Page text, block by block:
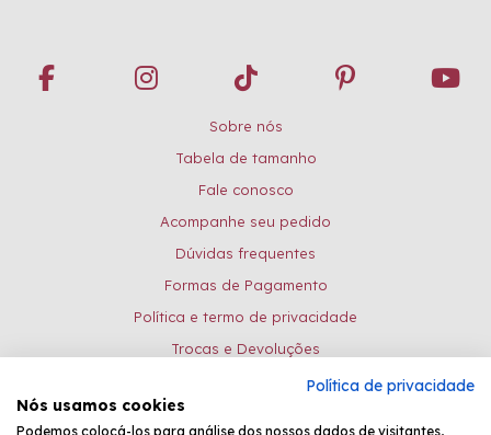
Sobre nós
Tabela de tamanho
Fale conosco
Acompanhe seu pedido
Dúvidas frequentes
Formas de Pagamento
Política e termo de privacidade
Trocas e Devoluções
Formas de pagamento:Política de privacidade
Nós usamos cookies
Podemos colocá-los para análise dos nossos dados de visitantes,